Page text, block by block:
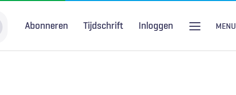
Abonneren Tijdschrift Inloggen MENU